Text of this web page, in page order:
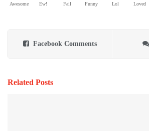
Awesome Ew! Fail Funny Lol Loved
Facebook Comments
Related Posts